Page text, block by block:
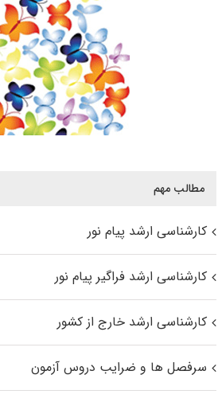
مطالب مهم
کارشناسی ارشد پیام نور
کارشناسی ارشد فراگیر پیام نور
کارشناسی ارشد خارج از کشور
سرفصل ها و ضرایب دروس آزمون